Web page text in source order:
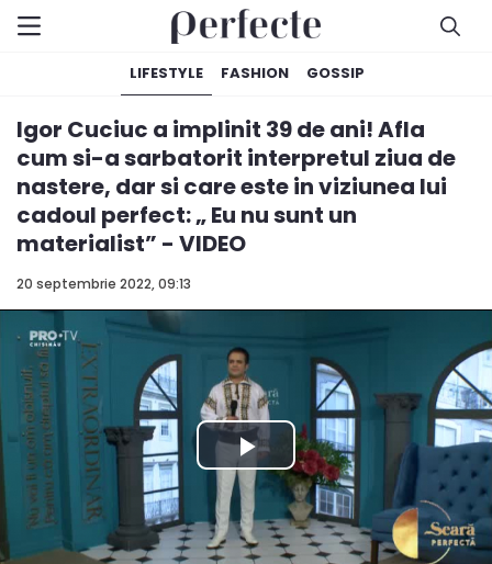
LIFESTYLE FASHION GOSSIP
20 septembrie 2022, 09:13
Igor Cuciuc a implinit 39 de ani! Afla
cum si-a sarbatorit interpretul ziua de
nastere, dar si care este in viziunea lui
cadoul perfect: „ Eu nu sunt un
materialist” - VIDEO